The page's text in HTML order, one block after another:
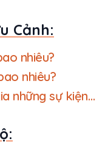
Cảnh:
nhiêu?
nhiêu?
những sự kiện